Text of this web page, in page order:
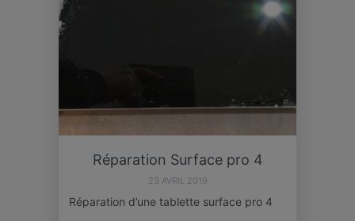
Réparation Surface pro 4
23 AVRIL 2019
Réparation d’une tablette surface pro 4